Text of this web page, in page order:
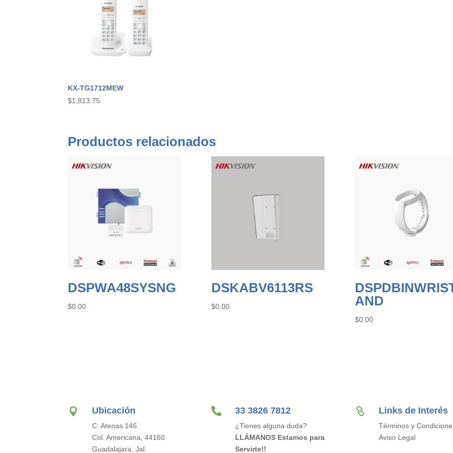
KX-TG1712MEW
$1,813.75
Productos relacionados
DSPWA48SYSNG
$0.00
DSKABV6113RS
$0.00
AND
$0.00
 Ubicación
C. Atenas 146
Col. Americana, 44160
Guadalajara, Jal.
 33 3826 7812
¿Tienes alguna duda?
LLÁMANOS Estamos para
Servirte!!
 Links de Interés
Términos y
Aviso Legal